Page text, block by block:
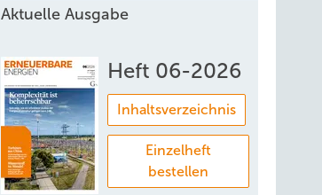
Aktuelle Ausgabe
Heft 06-2026
Inhaltsverzeichnis
Einzelheft
bestellen